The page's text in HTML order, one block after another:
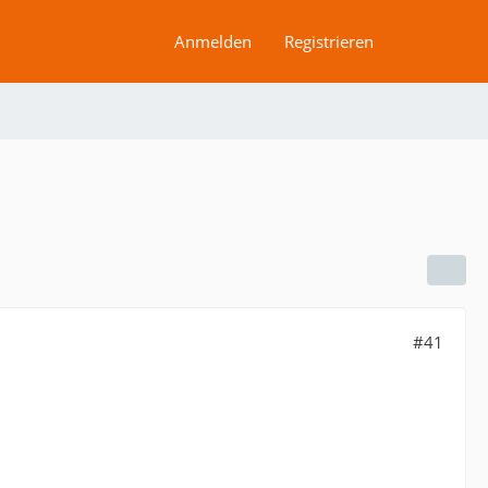
Anmelden Registrieren
#41